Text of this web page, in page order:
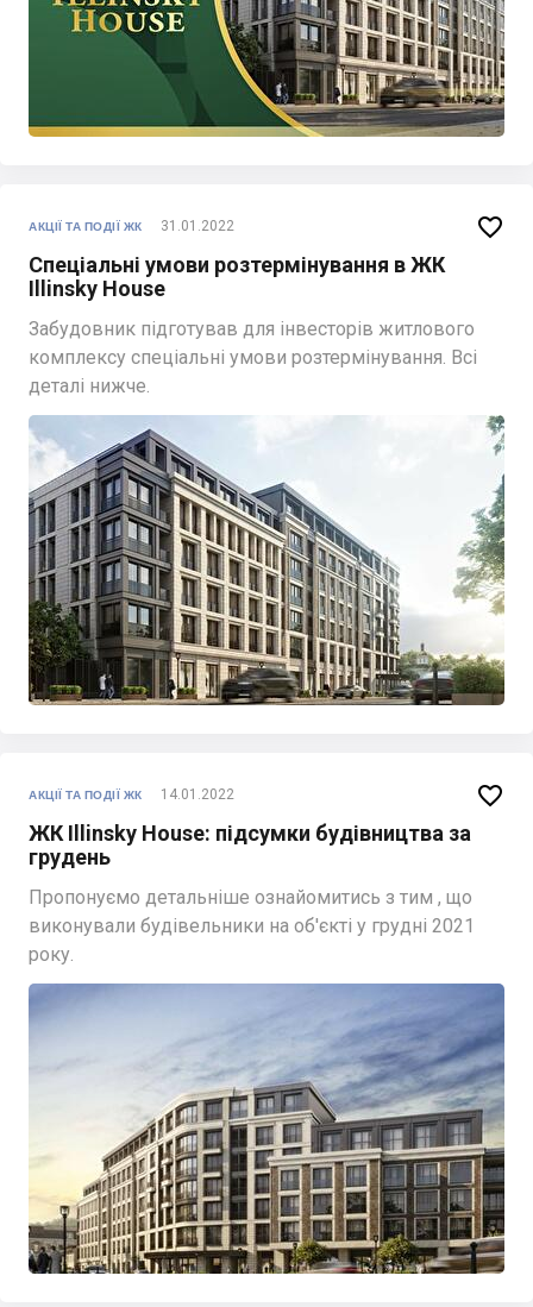
АКЦІЇ ТА ПОДІЇ ЖК 31.01.2022
Спеціальні умови розтермінування в ЖК
Illinsky House
Забудовник підготував для інвесторів житлового
комплексу спеціальні умови розтермінування. Всі
деталі нижче.

АКЦІЇ ТА ПОДІЇ ЖК 14.01.2022
ЖК Illinsky House: підсумки будівництва за
грудень
Пропонуємо детальніше ознайомитись з тим , що
виконували будівельники на об'єкті у грудні 2021
року.
